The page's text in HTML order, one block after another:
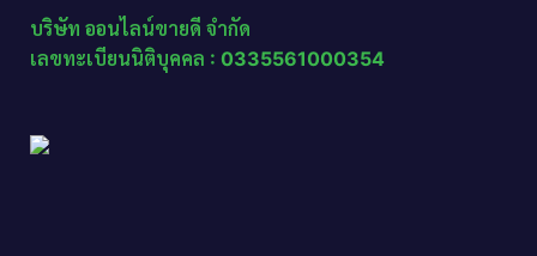
บริษัท ออนไลน์ขายดี จำกัด
เลขทะเบียนนิติบุคคล : 0335561000354